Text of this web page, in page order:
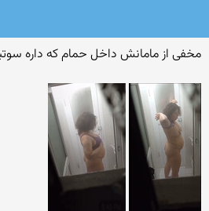
مخفی از مامانش داخل حمام که داره